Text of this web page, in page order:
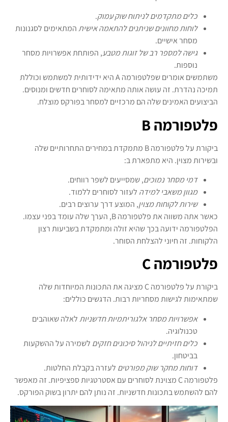
כלים מתקדמים לניתוח שוק עמוק.
לוחות מחוונים שניתנים להתאמה אישיתהמתאימים לסגנונות
מסחר אישיים.
גישה למספר רב של זוגות מטבע, הפותחת אפשרויות מסחר
נוספות.
משתמשים אומרים שפלטפורמה A היא ידידותית למשתמש וכוללת
תמיכה נהדרת. זה עושה אותה מתאימה לסוחרים חדשים ומנוסים.
הביצועים האמינים שלה הם מרכזיים למסחר בפורקס מוצלח.
פלטפורמה B
ביקורת על פלטפורמה B מתמקדת במחירים התחרותיים שלה
ובשירות מצוין. היא מתפארת ב:
דמי מסחר נמוכים, שמסייעים לשפר רווחים.
מגוון משאבי למידה לעזור לסוחרים ללמוד.
שירות לקוחות מצוין, המוצע דרך ערוצים רבים.
כאשר אתה משווה את פלטפורמה B, הערך שלה עומד בפני עצמו.
הפלטפורמה ידועה בכך שהיא זולה ומתמקדת בשביעות רצון
הלקוחות. זה חיוני להצלחת הסוחר.
פלטפורמה C
ביקורת על פלטפורמה C מציגה את התכונות המיוחדות שלה
שמתאימות לגישות מסחריות רבות. הדגשים כוללים:
אפשרויות מסחר אלגוריתמיות חדשניותלאלה שאוהבים
טכנולוגיה.
כלים חזיתיים לניהול סיכונים חזקים לשמירה על ההשקעות
בביטחון.
דוחות מחקר שוק מפורטים לעזרה בקבלת החלטות.
פלטפורמה C מצוינת לסוחרים עם אסטרטגיות ספציפיות. זה מאפשר
להם להשתמש בתכונות חדשניות. זה נותן להם יתרון בשוק הפורקס.